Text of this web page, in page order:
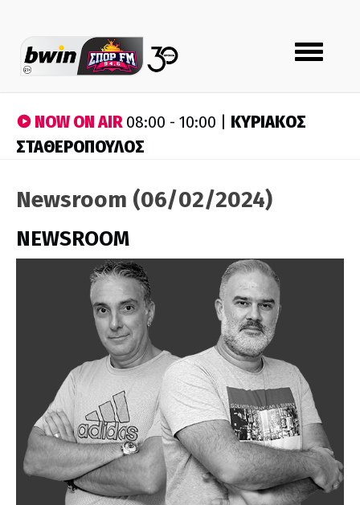
Toggle
navigation
NOW ON AIR08:00 - 10:00 | ΚΥΡΙΑΚΟΣ
ΣΤΑΘΕΡΟΠΟΥΛΟΣ
Newsroom (06/02/2024)
NEWSROOM